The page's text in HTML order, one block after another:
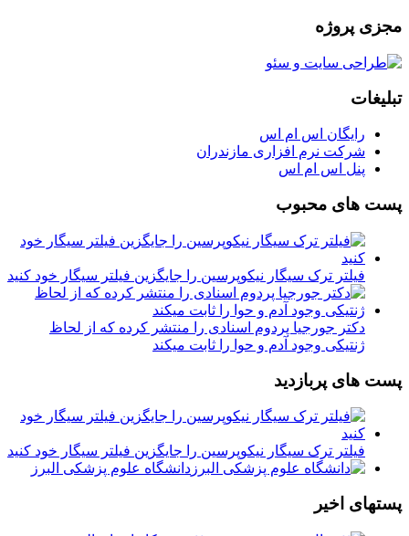
مجزی پروژه
تبلیغات
رایگان اس ام اس
شرکت نرم افزاری مازندران
پنل اس ام اس
پست های محبوب
فیلتر ترک سیگار نیکوپرسین را جایگزین فیلتر سیگار خود کنید
دکتر جورجیا پردوم اسنادی را منتشر کرده که از لحاظ
ژنتیکی وجود آدم و حوا را ثابت میکند
پست های پربازدید
فیلتر ترک سیگار نیکوپرسین را جایگزین فیلتر سیگار خود کنید
دانشگاه علوم پزشکی البرز
پستهای اخیر